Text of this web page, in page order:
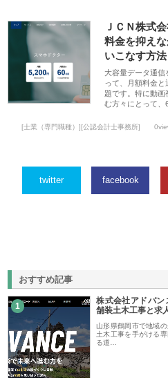
ＪＣＮ株式
料金を抑え
いこなす方法
大容量データ通信
って、月額料金と
題です。特に動画
む方々にとって、
[士業（専門職種）][公認会計士事務所]
twitter facebook
おすすめ記事
1
株式会社アドバン
舗装土木工事と求
山形県鶴岡市で地域
土木工事を手がける
る道…